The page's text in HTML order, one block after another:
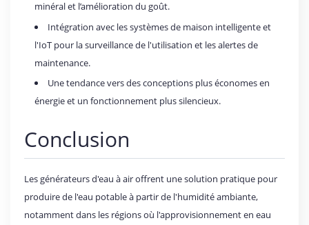
minéral et l’amélioration du goût.
Intégration avec les systèmes de maison intelligente et
l'IoT pour la surveillance de l'utilisation et les alertes de
maintenance.
Une tendance vers des conceptions plus économes en
énergie et un fonctionnement plus silencieux.
Conclusion
Les générateurs d'eau à air offrent une solution pratique pour
produire de l'eau potable à partir de l'humidité ambiante,
notamment dans les régions où l'approvisionnement en eau